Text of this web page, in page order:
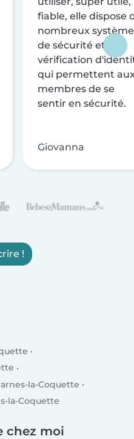
fiable, elle dispose
nombreux
de sécurité et de
vérification
qui permettent
membres de se
sentir en sécurité.
Giovanna
!
la-Coquette
la-Coquette
chez moi